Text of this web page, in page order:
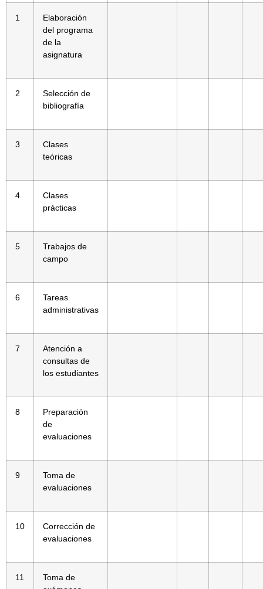
1
Elaboración
del programa
de la
asignatura
2
Selección de
bibliografía
3
Clases
teóricas
4
Clases
prácticas
5
Trabajos de
campo
6
Tareas
administrativas
7
Atención a
consultas de
los estudiantes
8
Preparación
de
evaluaciones
9
Toma de
evaluaciones
10
Corrección de
evaluaciones
11
Toma de